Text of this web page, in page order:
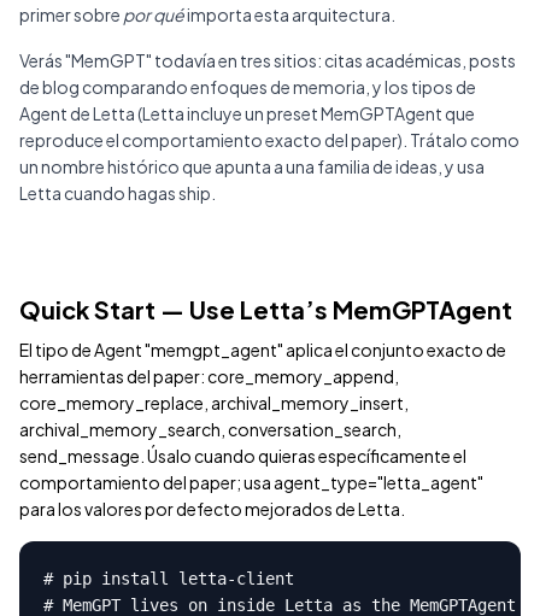
primer sobre por quéimporta esta arquitectura.
Verás "MemGPT" todavía en tres sitios: citas académicas, posts
de blog comparando enfoques de memoria, y los tipos de
Agent de Letta (Letta incluye un preset MemGPTAgent que
reproduce el comportamiento exacto del paper). Trátalo como
un nombre histórico que apunta a una familia de ideas, y usa
Letta cuando hagas ship.
Quick Start — Use Letta’s MemGPTAgent
El tipo de Agent "memgpt_agent" aplica el conjunto exacto de
herramientas del paper: core_memory_append,
core_memory_replace, archival_memory_insert,
archival_memory_search, conversation_search,
send_message. Úsalo cuando quieras específicamente el
comportamiento del paper; usa agent_type="letta_agent"
para los valores por defecto mejorados de Letta.
# pip install letta-client
# MemGPT lives on inside Letta as the MemGPTAgent